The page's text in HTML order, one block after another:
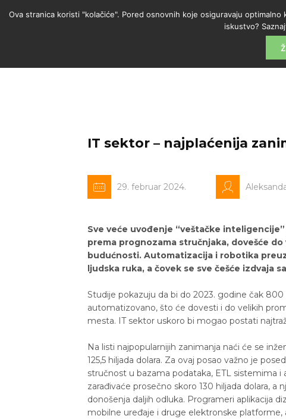
IT sektor – najplaćenija
29. februar 2024.
Sve veće uvođenje “veštačke
prema prognozama stručnjaka, dovešće
budućnosti. Automatizacija i robotika
ljudska ruka, a čovek se sve češće izdvaja
Studije pokazuju da bi do 2023. godine čak
automatizovano, što će dovesti i do velikih
mesta. IT sektor uskoro bi mogao postati
Na listi najpopularnijih zanimanja naći će se
125,5 hiljada dolara. Za ovaj posao važno je
stručnost u bazama podataka, ETL sistemima
zarađivaće prosečno skoro 130 hiljada dolara, a
donošenja daljih odluka. Programeri aplikacija
mobilne uređaje i druge elektronske platforme,
Ova stranica koristi "kolačiće". Pored osnovnih koje osiguravaju
iskustvo?